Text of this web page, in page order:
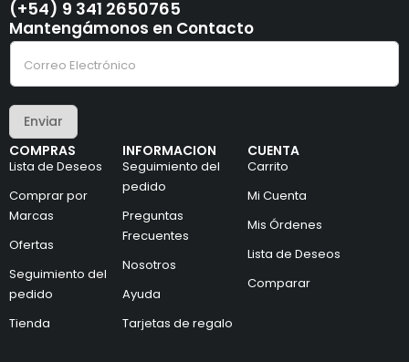
(+54) 9 341 2650765
COMPRAS
Lista de Deseos
Comprar por
Marcas
Ofertas
Seguimiento del
pedido
Tienda
INFORMACION
Seguimiento del
pedido
Preguntas
Frecuentes
Nosotros
Ayuda
Tarjetas de regalo
CUENTA
Carrito
Mi Cuenta
Mis Órdenes
Lista de Deseos
Comparar
Mantengámonos en Contacto
C
o
r
o
l
e
c
t
r
ó
i
c
o
e
e
C
e
e
l
e
t
r
n
c
o
Enviar